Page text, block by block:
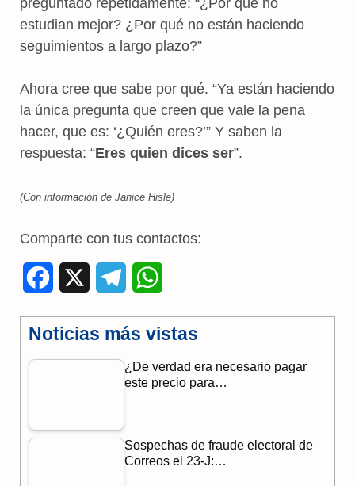
preguntado repetidamente: “¿Por qué no
estudian mejor? ¿Por qué no están haciendo
seguimientos a largo plazo?”
Ahora cree que sabe por qué. “Ya están haciendo
la única pregunta que creen que vale la pena
hacer, que es: ‘¿Quién eres?’” Y saben la
respuesta: “Eres quien dices ser”.
(Con información de Janice Hisle)
Comparte con tus contactos:
c
o
l
e
a
a
t
p
Noticias más vistas
¿De verdad era necesario pagar
este precio para…
Sospechas de fraude electoral de
Correos el 23-J:…